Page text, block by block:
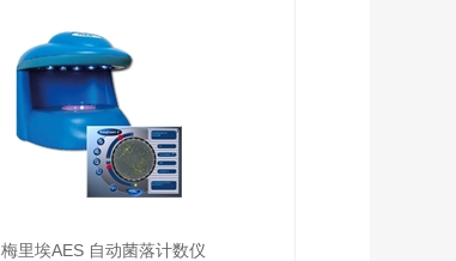
梅里埃AES 自动菌落计数仪